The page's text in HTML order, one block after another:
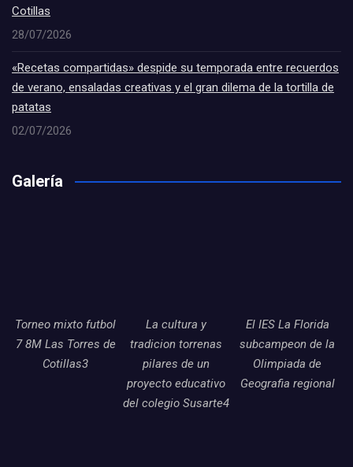
Cotillas
28/07/2026
«Recetas compartidas» despide su temporada entre recuerdos
de verano, ensaladas creativas y el gran dilema de la tortilla de
patatas
02/07/2026
Galería
Torneo mixto futbol
7 8M Las Torres de
Cotillas3
La cultura y
tradicion torrenas
pilares de un
proyecto educativo
del colegio Susarte4
El IES La Florida
subcampeon de la
Olimpiada de
Geografia regional